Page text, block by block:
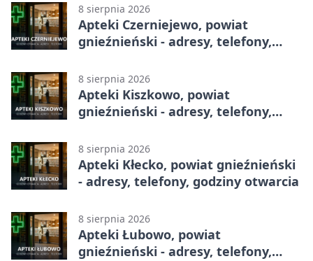
8 sierpnia 2026
Apteki Czerniejewo, powiat
gnieźnieński - adresy, telefony,
8 sierpnia 2026
Apteki Kiszkowo, powiat
gnieźnieński - adresy, telefony,
8 sierpnia 2026
Apteki Kłecko, powiat gnieźnieński
- adresy, telefony, godziny otwarcia
8 sierpnia 2026
Apteki Łubowo, powiat
gnieźnieński - adresy, telefony,